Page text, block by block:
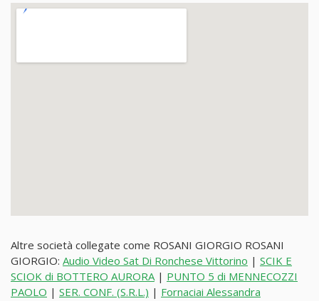
Altre società collegate come ROSANI GIORGIO ROSANI
GIORGIO: Audio Video Sat Di Ronchese Vittorino | SCIK E
SCIOK di BOTTERO AURORA| PUNTO 5 di MENNECOZZI
PAOLO | SER. CONF. (S.R.L.) | Fornaciai Alessandra